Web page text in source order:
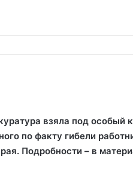
взяла под особый
по факту гибели
Подробности – в